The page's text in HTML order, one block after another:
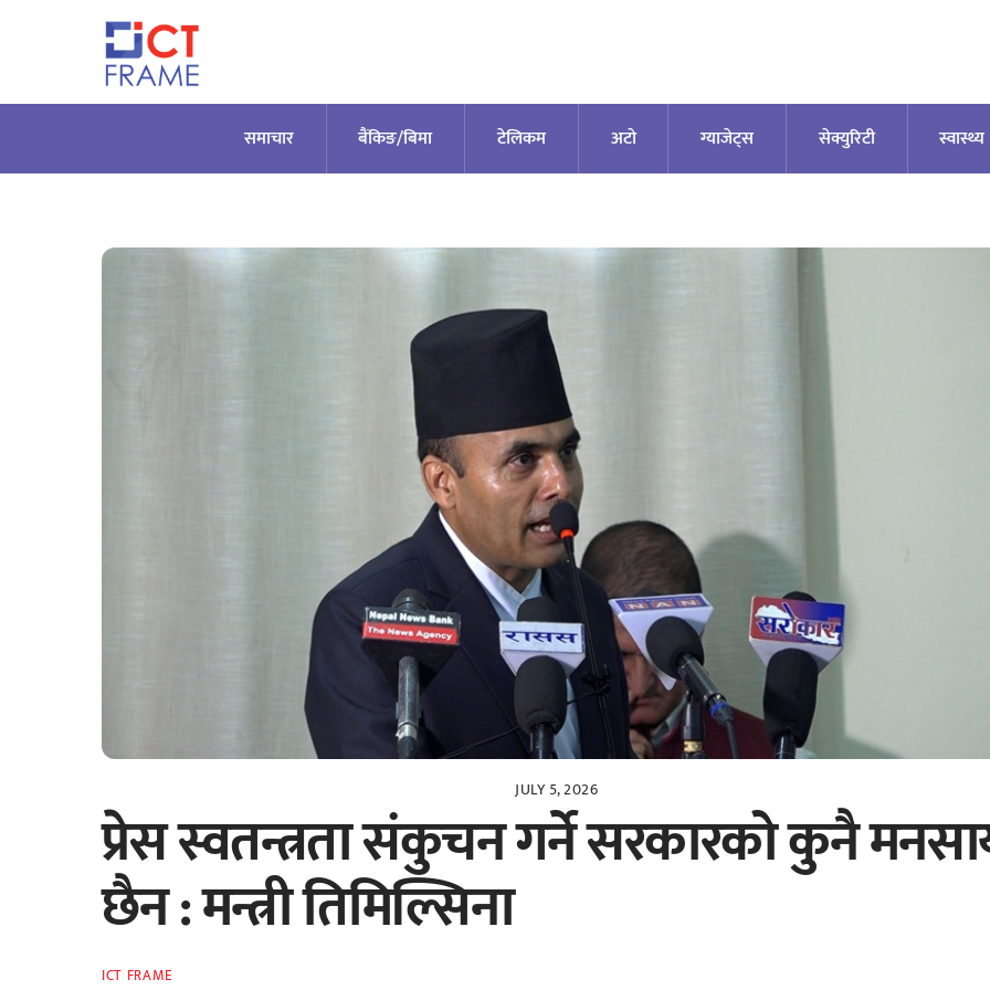
समाचार बैंकिङ/बिमा टेलिकम अटाे ग्याजेट्स सेक्युरिटी स्वास्थ्य
JULY 5, 2026
प्रेस स्वतन्त्रता संकुचन गर्ने सरकारको कुनै
छैन : मन्त्री तिमिल्सिना
ICT FRAME